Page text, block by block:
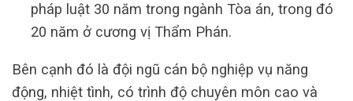
pháp luật 30 năm trong ngành Tòa án, trong đó
20 năm ở cương vị Thẩm Phán.
Bên cạnh đó là đội ngũ cán bộ nghiệp vụ năng
động, nhiệt tình, có trình độ chuyên môn cao và